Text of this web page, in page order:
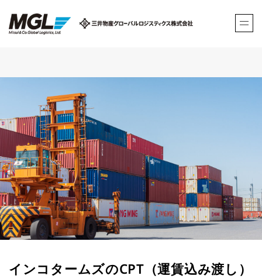
インコタームズのCPT（運賃込み渡し）